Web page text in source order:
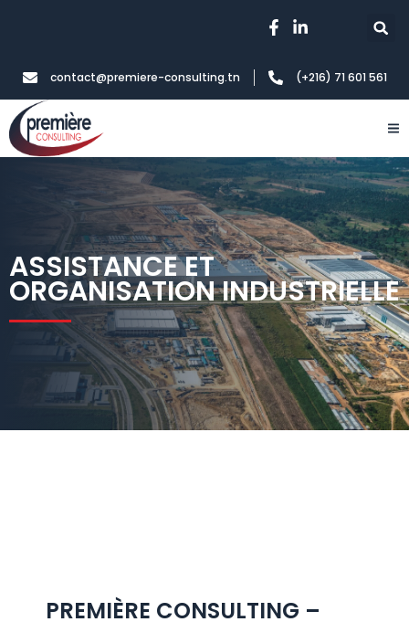
contact@premiere-consulting.tn (+216) 71 601 561
ASSISTANCE ET
ORGANISATION INDUSTRIELLE
PREMIÈRE CONSULTING –